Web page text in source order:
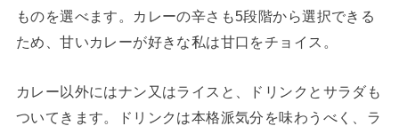
ものを選べます。カレーの辛さも5段階から選択できる
ため、甘いカレーが好きな私は甘口をチョイス。
カレー以外にはナン又はライスと、ドリンクとサラダも
ついてきます。ドリンクは本格派気分を味わうべく、ラ